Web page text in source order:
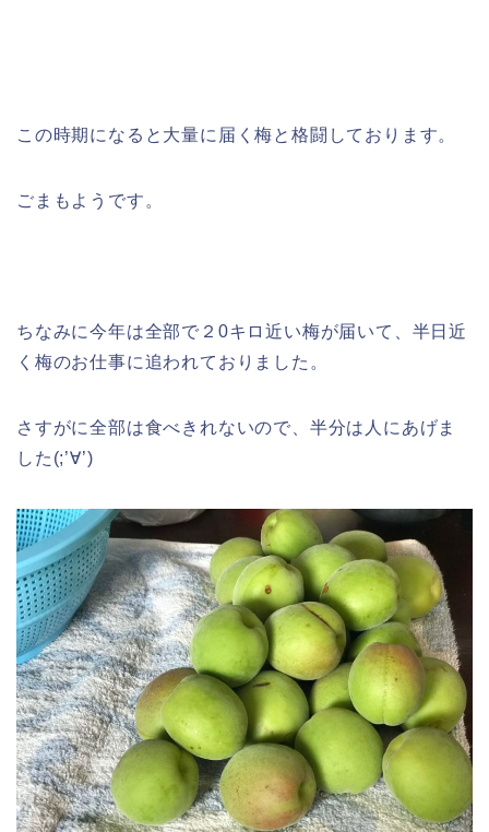
この時期になると大量に届く梅と格闘しております。
ごまもようです。
ちなみに今年は全部で２0キロ近い梅が届いて、半日近
く梅のお仕事に追われておりました。
さすがに全部は食べきれないので、半分は人にあげま
した(;’∀’)